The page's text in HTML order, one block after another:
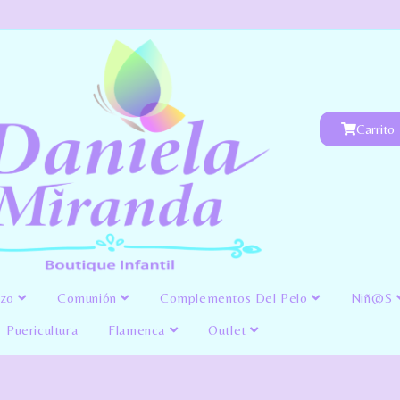
Carrito
Comunión Complementos Del Pelo Niñ@s
Puericultura Flamenca Outlet